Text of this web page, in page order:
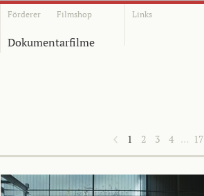
Förderer Filmshop Links
Dokumentarfilme
1 2 3 4 … 17